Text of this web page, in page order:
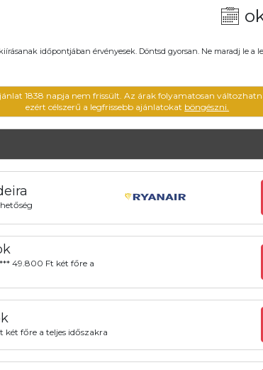
időpontjában érvényesek. Döntsd gyorsan. Ne maradj le a
1838 napja nem frissült. Az árak folyamatosan
ezért célszerű a legfrissebb ajánlatokat böngészni.
49.800 Ft két főre a
két főre a teljes időszakra